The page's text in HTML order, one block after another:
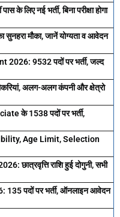
लिए नई भर्ती, बिना परीक्षा होगा
मौका, जानें योग्यता व आवेदन
9532 पदों पर भर्ती, जल्द
अलग-अलग कंपनी और क्षेत्रो
के 1538 पदों पर भर्ती,
Age Limit, Selection
छात्रवृत्ति राशि हुई दोगुनी, सभी
पदों पर भर्ती, ऑनलाइन आवेदन